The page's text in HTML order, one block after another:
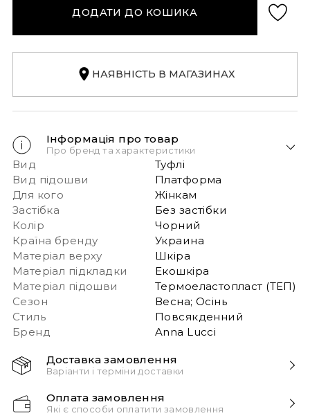
ДОДАТИ ДО КОШИКА
НАЯВНІСТЬ В МАГАЗИНАХ
Інформація про товар
Про бренд та характеристики
Вид
Туфлі
Вид підошви
Платформа
Для кого
Жінкам
Застібка
Без застібки
Колір
Чорний
Країна бренду
Украина
Матеріал верху
Шкіра
Матеріал підкладки
Екошкіра
Матеріал підошви
Термоеластопласт (ТЕП)
Сезон
Весна; Осінь
Стиль
Повсякденний
Бренд
Anna Lucci
Доставка замовлення
Варіанти і терміни доставки
моменту замовлення!
Оплата замовлення
Які є способи оплатити замовлення